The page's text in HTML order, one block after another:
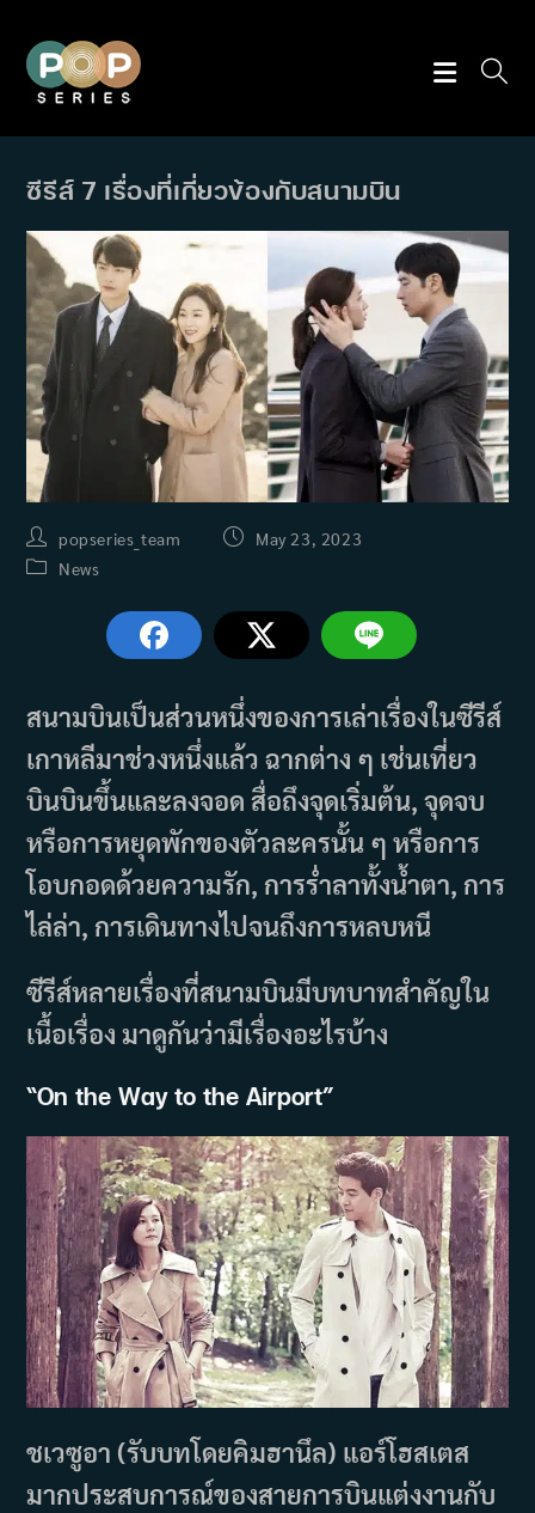
content
ซีรีส์ 7 เรื่องที่เกี่ยวข้องกับสนามบิน
Post
author:
popseries_team
PostMay 23, 2023
PostNews
สนามบินเป็นส่วนหนึ่งของการเล่าเรื่องในซีรีส์
เกาหลีมาช่วงหนึ่งแล้ว ฉากต่าง ๆ เช่นเที่ยว
บินบินขึ้นและลงจอด สื่อถึงจุดเริ่มต้น, จุดจบ
หรือการหยุดพักของตัวละครนั้น ๆ หรือการ
โอบกอดด้วยความรัก, การร่ำลาทั้งน้ำตา, การ
ไล่ล่า, การเดินทางไปจนถึงการหลบหนี
ซีรีส์หลายเรื่องที่สนามบินมีบทบาทสำคัญใน
เนื้อเรื่อง มาดูกันว่ามีเรื่องอะไรบ้าง
“On the Way to the Airport”
ชเวซูอา (รับบทโดยคิมฮานึล) แอร์โฮสเตส
มากประสบการณ์ของสายการบินแต่งงานกับ